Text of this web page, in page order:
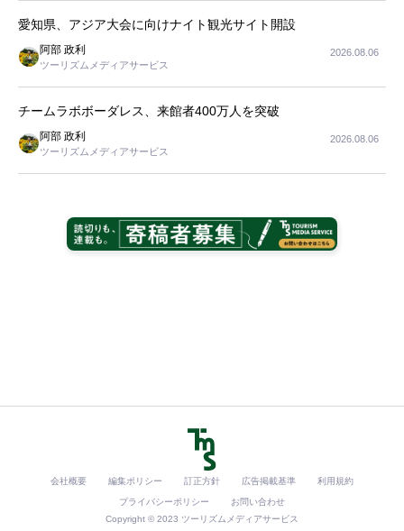
愛知県、アジア大会に向けナイト観光サイト開設
阿部 政利
ツーリズムメディアサービス
2026.08.06
チームラボボーダレス、来館者400万人を突破
阿部 政利
ツーリズムメディアサービス
2026.08.06
会社概要 編集ポリシー 訂正方針 広告掲載基準 利用規約
プライバシーポリシー
お問い合わせ
Copyright © 2023 ツーリズムメディアサービス